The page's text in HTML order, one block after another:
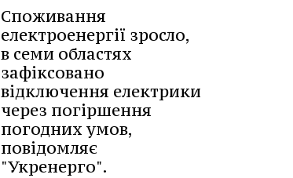
Споживання
електроенергії зросло,
в семи областях
зафіксовано
відключення електрики
через погіршення
погодних умов,
повідомляє
"Укренерго".